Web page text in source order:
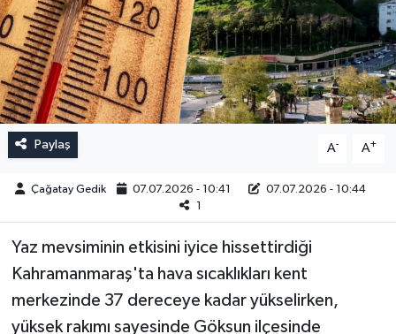
Paylaş A- A+
Çağatay Gedik 07.07.2026 - 10:41
07.07.2026 - 10:44
1
Yaz mevsiminin etkisini iyice hissettirdiği
Kahramanmaraş'ta hava sıcaklıkları kent
merkezinde 37 dereceye kadar yükselirken,
yüksek rakımı sayesinde Göksun ilçesinde